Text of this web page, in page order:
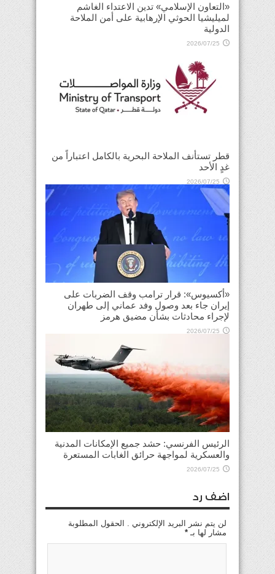
«التعاون الإسلامي» تدين الاعتداء الغاشم
لميليشيا الحوثي الإرهابية على أمن الملاحة
الدولية
2026/07/25
قطر تستأنف الملاحة البحرية بالكامل اعتباراً من
غدٍ الأحد
2026/07/25
«أكسيوس»: قرار ترامب وقف الضربات على
إيران جاء بعد وصول وفد عماني إلى طهران
لإجراء محادثات بشأن مضيق هرمز
2026/07/25
الرئيس الفرنسي: حشد جميع الإمكانات المدنية
والعسكرية لمواجهة حرائق الغابات المستعرة
2026/07/25
اضف رد
لن يتم نشر البريد الإلكتروني . الحقول المطلوبة
مشار لها بـ *